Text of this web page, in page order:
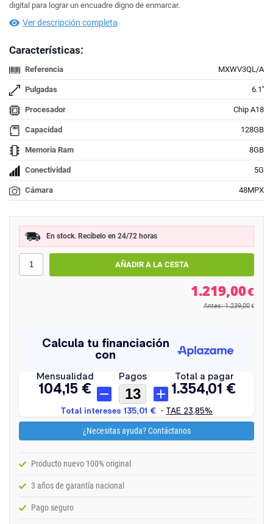
digital para lograr un encuadre digno de enmarcar.
Ver descripción completa
Características:
Referencia MXWV3QL/A
Pulgadas 6.1''
Procesador Chip A18
Capacidad 128GB
Memoria Ram 8GB
Conectividad 5G
Cámara 48MPX
En stock. Recíbelo en 24/72 horas
1.219,00€
Antes: 1.239,00 €
¿Necesitas ayuda? Contáctanos
Producto nuevo 100% original
3 años de garantía nacional
Pago seguro